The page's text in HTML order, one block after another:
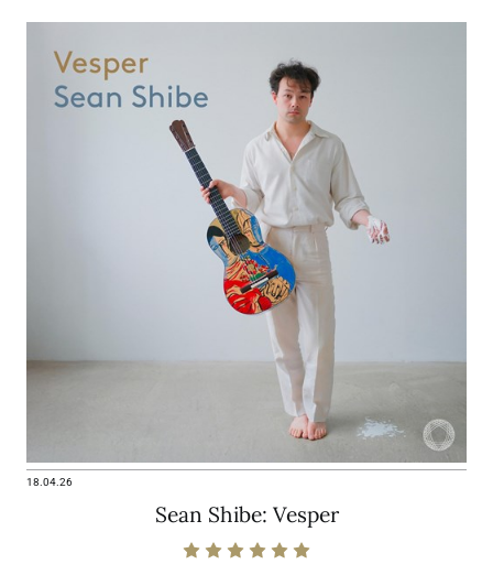
18.04.26
Sean Shibe: Vesper